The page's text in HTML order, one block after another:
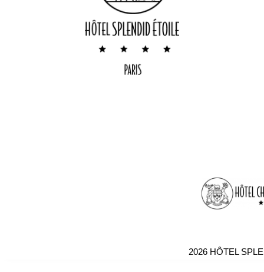
2026 HÔTEL